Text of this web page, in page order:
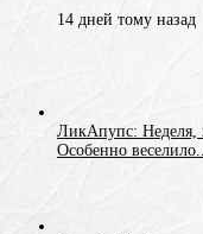
14 дней тому назад
ЛикАпупс: Неделя,
Особенно веселило...